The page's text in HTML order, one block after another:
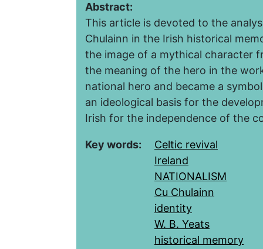
Abstract:
This article is devoted to the
Сhulainn in the Irish historical
the image of a mythical character
the meaning of the hero in the
national hero and became a
an ideological basis for the
Irish for the independence of the
Key words:
Celtic revival
Ireland
NATIONALISM
Cu Chulainn
identity
W. B. Yeats
historical memory